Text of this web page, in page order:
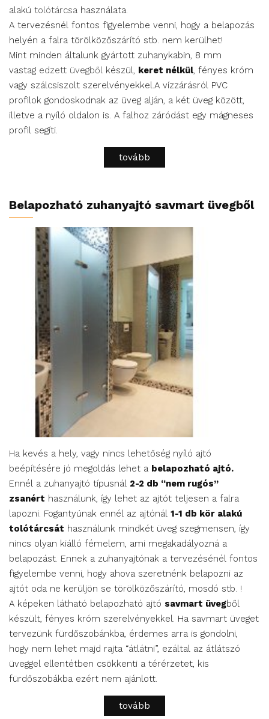
alakú tolótárcsa használata.
A tervezésnél fontos figyelembe venni, hogy a belapozás
helyén a falra törölközőszárító stb. nem kerülhet!
Mint minden általunk gyártott zuhanykabin, 8 mm
vastag edzett üvegből készül, keret nélkül, fényes króm
vagy szálcsiszolt szerelvényekkel.A vízzárásról PVC
profilok gondoskodnak az üveg alján, a két üveg között,
illetve a nyíló oldalon is. A falhoz záródást egy mágneses
profil segíti.
tovább
Belapozható zuhanyajtó savmart üvegből
Ha kevés a hely, vagy nincs lehetőség nyíló ajtó
beépítésére jó megoldás lehet a belapozható ajtó.
Ennél a zuhanyajtó típusnál 2-2 db “nem rugós”
zsanért használunk, így lehet az ajtót teljesen a falra
lapozni. Fogantyúnak ennél az ajtónál 1-1 db kör alakú
tolótárcsát használunk mindkét üveg szegmensen, így
nincs olyan kiálló fémelem, ami megakadályozná a
belapozást. Ennek a zuhanyajtónak a tervezésénél fontos
figyelembe venni, hogy ahova szeretnénk belapozni az
ajtót oda ne kerüljön se törölközőszárító, mosdó stb. !
A képeken látható belapozható ajtó savmart üvegből
készült, fényes króm szerelvényekkel. Ha savmart üveget
tervezünk fürdőszobánkba, érdemes arra is gondolni,
hogy nem lehet majd rajta “átlátni”, ezáltal az átlátszó
üveggel ellentétben csökkenti a térérzetet, kis
fürdőszobákba ezért nem ajánlott.
tovább